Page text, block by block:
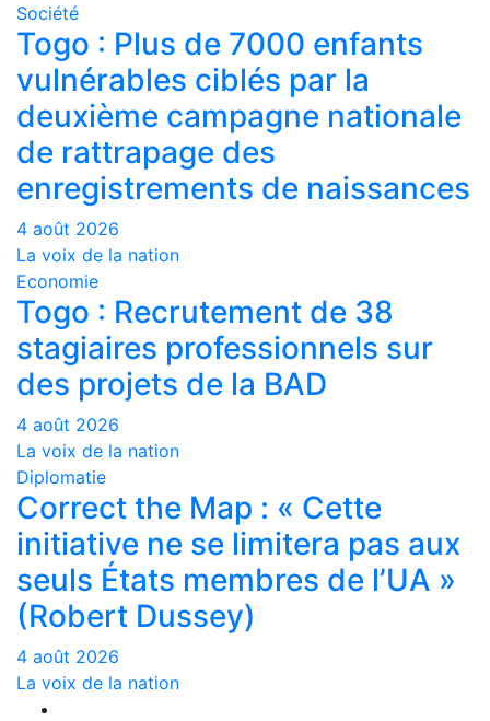
Société
Togo : Plus de 7000 enfants
vulnérables ciblés par la
deuxième campagne nationale
de rattrapage des
enregistrements de naissances
4 août 2026
La voix de la nation
Economie
Togo : Recrutement de 38
stagiaires professionnels sur
des projets de la BAD
4 août 2026
La voix de la nation
Diplomatie
Correct the Map : « Cette
initiative ne se limitera pas aux
seuls États membres de l’UA »
(Robert Dussey)
4 août 2026
La voix de la nation